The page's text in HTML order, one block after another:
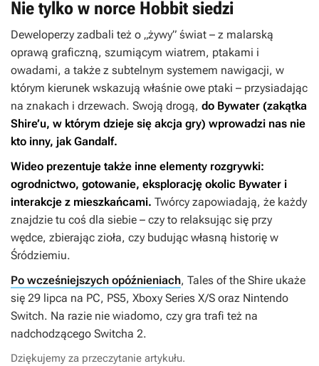
Nie tylko w norce Hobbit siedzi
Deweloperzy zadbali też o „żywy” świat – z malarską
oprawą graficzną, szumiącym wiatrem, ptakami i
owadami, a także z subtelnym systemem nawigacji, w
którym kierunek wskazują właśnie owe ptaki – przysiadając
na znakach i drzewach. Swoją drogą, do Bywater (zakątka
Shire’u, w którym dzieje się akcja gry) wprowadzi nas nie
kto inny, jak Gandalf.
Wideo prezentuje także inne elementy rozgrywki:
ogrodnictwo, gotowanie, eksplorację okolic Bywater i
interakcje z mieszkańcami. Twórcy zapowiadają, że każdy
znajdzie tu coś dla siebie – czy to relaksując się przy
wędce, zbierając zioła, czy budując własną historię w
Śródziemiu.
Po wcześniejszych opóźnieniach, Tales of the Shire ukaże
się 29 lipca na PC, PS5, Xboxy Series X/S oraz Nintendo
Switch. Na razie nie wiadomo, czy gra trafi też na
nadchodzącego Switcha 2.
Dziękujemy za przeczytanie artykułu.